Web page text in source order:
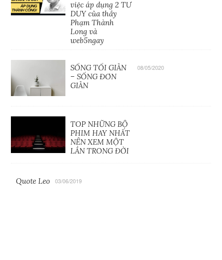
việc áp dụng 2 TƯ
DUY của thầy
Phạm Thành
Long và
web5ngay
SỐNG TỐI GIẢN
– SỐNG ĐƠN
GIẢN
08/05/2020
TOP NHỮNG BỘ
PHIM HAY NHẤT
NÊN XEM MỘT
LẦN TRONG ĐỜI
Quote Leo 03/06/2019